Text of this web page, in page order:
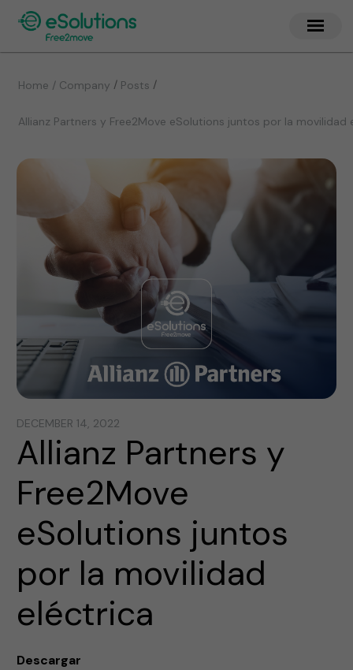
Home / Company / Posts /
Allianz Partners y Free2Move eSolutions juntos por la movilidad
DECEMBER 14, 2022
Allianz Partners y
Free2Move
eSolutions juntos
por la movilidad
eléctrica
Descargar